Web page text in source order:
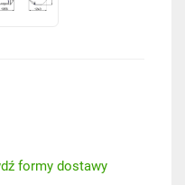
formy dostawy